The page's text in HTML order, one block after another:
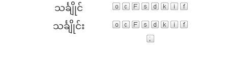
သင်္ချိုင်
သင်္ချိုင်း